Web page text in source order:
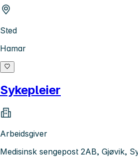
Sted
Hamar
Sykepleier
Arbeidsgiver
Medisinsk sengepost 2AB, Gjøvik,